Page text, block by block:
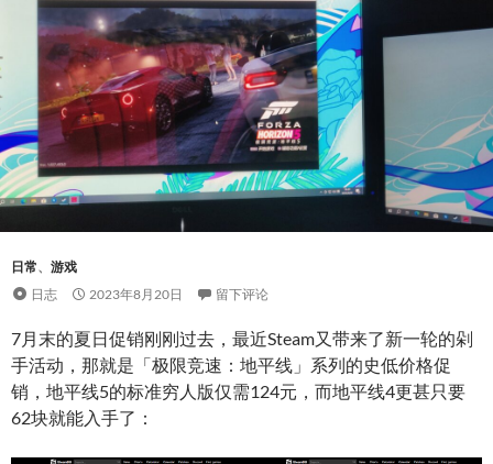
日常、 游戏
日志
2023年8月20日 留下评论
7月末的夏日促销刚刚过去，最近Steam又带来了新一轮的剁
手活动，那就是「极限竞速：地平线」系列的史低价格促
销，地平线5的标准穷人版仅需124元，而地平线4更甚只要
62块就能入手了：